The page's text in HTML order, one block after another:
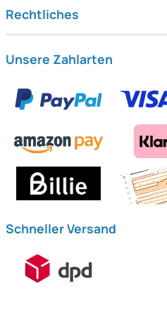
Rechtliches
Unsere Zahlarten
Schneller Versand